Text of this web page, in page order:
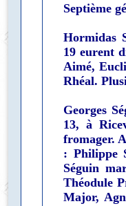
Septième
Hormidas
19 eurent
Aimé,
Rhéal.
Georges
13, à
fromager.
: Philippe
Séguin
Théodule
Major,